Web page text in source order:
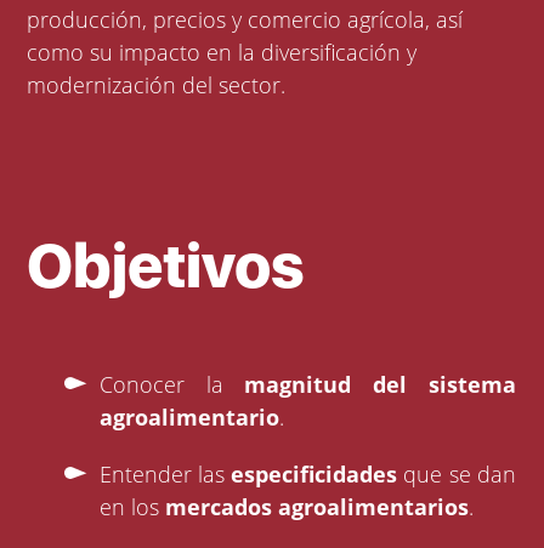
producción, precios y comercio agrícola, así
como su impacto en la diversificación y
modernización del sector.
Objetivos
Conocer la magnitud del sistema
agroalimentario.
Entender lasespecificidades que se dan
en los mercados agroalimentarios.